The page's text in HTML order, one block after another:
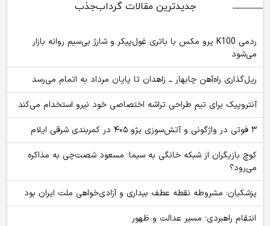
جدیدترین مقالات گرداب‌جذب
ردمی K100 پرو مکس با باتری غول‌پیکر و شارژ بی‌سیم روانه بازار
می‌شود
ریل‌گذاری راه‌آهن چابهار ــ زاهدان تا پایان مرداد به اتمام می‌رسد
آنتروپیک برای تیم طراحی تراشه اختصاصی خود نیرو استخدام می‌کند
۳ فوتی در واژگونی و آتش‌سوزی پژو ۴۰۵ در کمربندی شرقی ایلام
کوچ بازیگران از شبکه خانگی به سیما؛ مسعود شصت‌چی به مذاکره
می‌رود؟
پزشکیان: مشروطه نقطه عطف بیداری و آزادی‌خواهی ملت ایران بود
انتقام راهبردی؛ مسیر عدالت و ظهور